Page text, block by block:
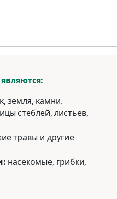
земля, камни.
стеблей, листьев,
травы и другие
насекомые, грибки,